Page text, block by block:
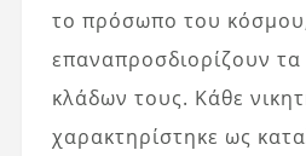
το πρόσωπο του
επαναπροσδιορίζουν
κλάδων τους. Κάθε
χαρακτηρίστηκε ως